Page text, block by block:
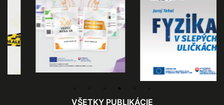
VŠETKY PUBLIKÁCIE